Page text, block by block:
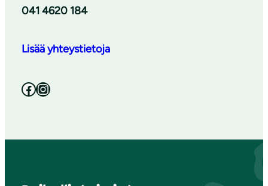
041 4620 184
Lisää yhteystietoja
Facebook Instagram